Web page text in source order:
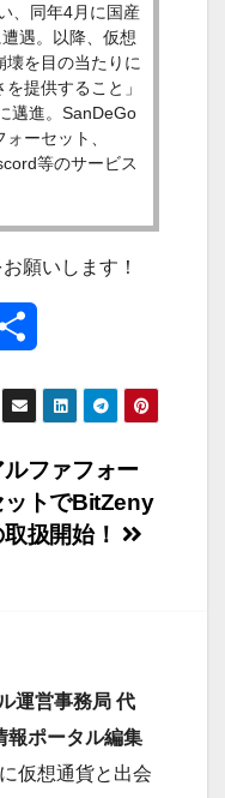
、同年4月に国産
遇。以降、仮想
を目の当たりに
提供すること」
邁進。SanDeGo
ーセット、
等のサービス
願いします！
ルファフォー
ットでBitZeny
扱開始！
運営事務局 代
報ポータル編集
仮想通貨と出会